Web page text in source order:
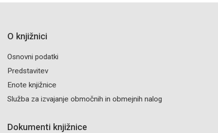
O knjižnici
Osnovni podatki
Predstavitev
Enote knjižnice
Služba za izvajanje območnih in obmejnih nalog
Dokumenti knjižnice